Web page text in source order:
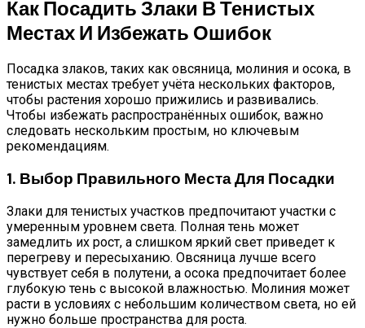
Как Посадить Злаки В Тенистых
Местах И Избежать Ошибок
Посадка злаков, таких как овсяница, молиния и осока, в
тенистых местах требует учёта нескольких факторов,
чтобы растения хорошо прижились и развивались.
Чтобы избежать распространённых ошибок, важно
следовать нескольким простым, но ключевым
рекомендациям.
1. Выбор Правильного Места Для Посадки
Злаки для тенистых участков предпочитают участки с
умеренным уровнем света. Полная тень может
замедлить их рост, а слишком яркий свет приведет к
перегреву и пересыханию. Овсяница лучше всего
чувствует себя в полутени, а осока предпочитает более
глубокую тень с высокой влажностью. Молиния может
расти в условиях с небольшим количеством света, но ей
нужно больше пространства для роста.